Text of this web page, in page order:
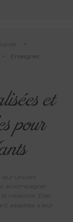
Enseignes
et
pour
univers
accompagner
créativité. Elles
adaptées à leur